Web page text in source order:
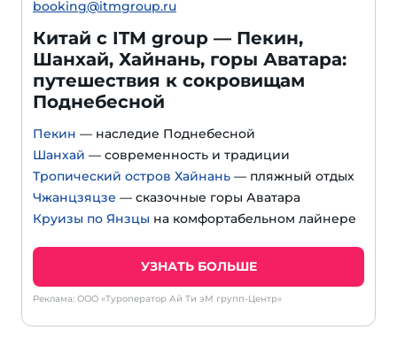
booking@itmgroup.ru
Китай с ITM group — Пекин,
Шанхай, Хайнань, горы Аватара:
путешествия к сокровищам
Поднебесной
Пекин — наследие Поднебесной
Шанхай — современность и традиции
Тропический остров Хайнань — пляжный отдых
Чжанцзяцзе — сказочные горы Аватара
Круизы по Янзцы на комфортабельном лайнере
УЗНАТЬ БОЛЬШЕ
Реклама: ООО «Туроператор Ай Ти эМ групп-Центр»